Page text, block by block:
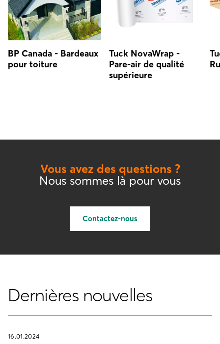
BP Canada - Bardeaux
pour toiture
Tuck NovaWrap -
Pare-air de qualité
supérieure
Vous avez des questions ?
Nous sommes là pour vous
Contactez-nous
Dernières nouvelles
16.01.2024